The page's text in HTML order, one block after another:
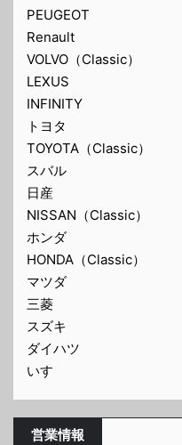
PEUGEOT
Renault
VOLVO（Classic）
LEXUS
INFINITY
トヨタ
TOYOTA（Classic）
スバル
日産
NISSAN（Classic）
ホンダ
HONDA（Classic）
マツダ
三菱
スズキ
ダイハツ
いすゞ
営業情報